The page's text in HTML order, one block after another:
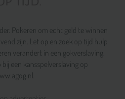
Pokeren om echt geld te winnen
zijn. Let op en zoek op tijd hulp
verandert in een gokverslaving.
bij een kansspelverslaving op